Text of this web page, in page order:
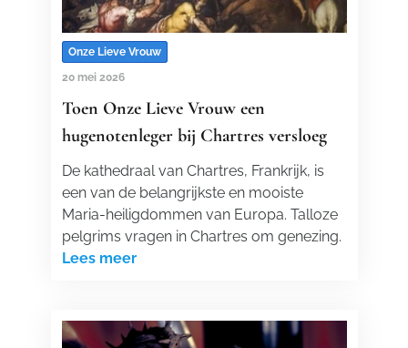
Onze Lieve Vrouw
20 mei 2026
Toen Onze Lieve Vrouw een
hugenotenleger bij Chartres versloeg
De kathedraal van Chartres, Frankrijk, is
een van de belangrijkste en mooiste
Maria-heiligdommen van Europa. Talloze
pelgrims vragen in Chartres om genezing.
Lees meer